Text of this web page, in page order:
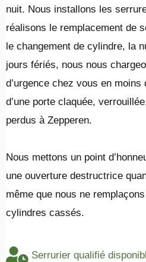
nuit. Nous installons les
réalisons le remplacement de
le changement de cylindre, la
jours fériés, nous nous
d’urgence chez vous en moins
d’une porte claquée,
perdus à Zepperen.
​Nous mettons un point
une ouverture destructrice
même que nous ne
cylindres cassés.
Serrurier qualifié